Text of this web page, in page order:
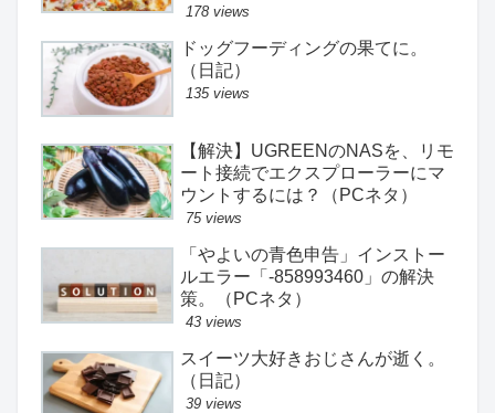
178 views
ドッグフーディングの果てに。
（日記）
135 views
【解決】UGREENのNASを、リモ
ート接続でエクスプローラーにマ
ウントするには？（PCネタ）
75 views
「やよいの青色申告」インストー
ルエラー「-858993460」の解決
策。（PCネタ）
43 views
スイーツ大好きおじさんが逝く。
（日記）
39 views